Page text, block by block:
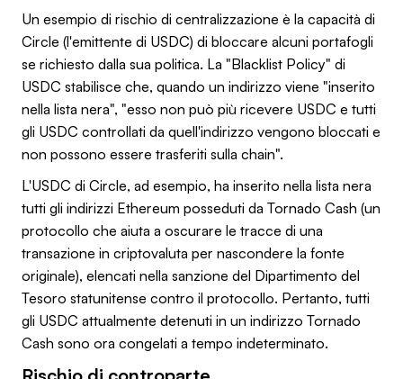
Un esempio di rischio di centralizzazione è la capacità di
Circle (l'emittente di USDC) di bloccare alcuni portafogli
se richiesto dalla sua politica. La "Blacklist Policy" di
USDC stabilisce che, quando un indirizzo viene "inserito
nella lista nera", "esso non può più ricevere USDC e tutti
gli USDC controllati da quell'indirizzo vengono bloccati e
non possono essere trasferiti sulla chain".
L'USDC di Circle, ad esempio, ha inserito nella lista nera
tutti gli indirizzi Ethereum posseduti da Tornado Cash (un
protocollo che aiuta a oscurare le tracce di una
transazione in criptovaluta per nascondere la fonte
originale), elencati nella sanzione del Dipartimento del
Tesoro statunitense contro il protocollo. Pertanto, tutti
gli USDC attualmente detenuti in un indirizzo Tornado
Cash sono ora congelati a tempo indeterminato.